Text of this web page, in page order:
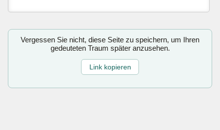
Vergessen Sie nicht, diese Seite zu speichern, um Ihren
gedeuteten Traum später anzusehen.
Link kopieren